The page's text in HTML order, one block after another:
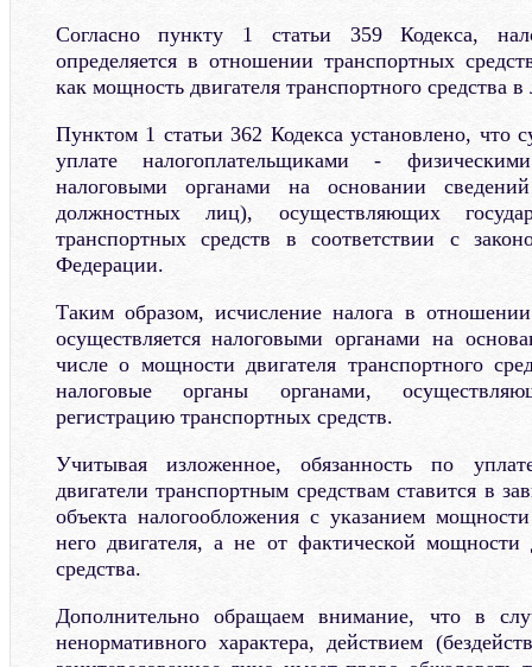
Согласно пункту 1 статьи 359 Кодекса,
определяется в отношении транспортных
как мощность двигателя транспортного средства
Пунктом 1 статьи 362 Кодекса установлено, что
уплате налогоплательщиками -
налоговыми органами на основании
должностных лиц), осуществляющих
транспортных средств в соответствии с
Федерации.
Таким образом, исчисление налога в отношении
осуществляется налоговыми органами на
числе о мощности двигателя транспортного
налоговые органы органами,
регистрацию транспортных средств.
Учитывая изложенное, обязанность по
двигатели транспортным средствам ставится в
объекта налогообложения с указанием
него двигателя, а не от фактической мощности
средства.
Дополнительно обращаем внимание, что в
ненормативного характера, действием